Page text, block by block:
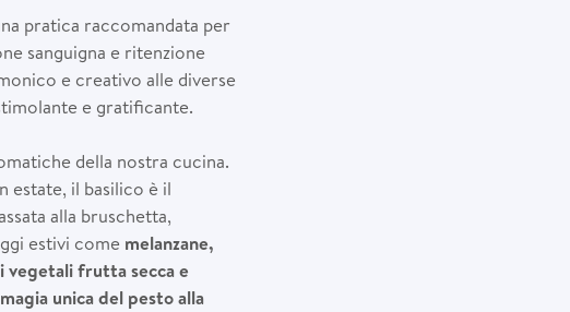
pratica raccomandata per
sanguigna e ritenzione
e creativo alle diverse
e gratificante.
della nostra cucina.
estate, il basilico è il
alla bruschetta,
estivi come melanzane,
vegetali frutta secca e
unica del pesto alla